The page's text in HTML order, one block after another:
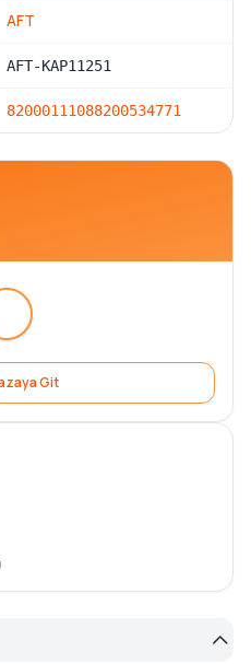
AFT
AFT-KAP11251
82000111088200534771
Git